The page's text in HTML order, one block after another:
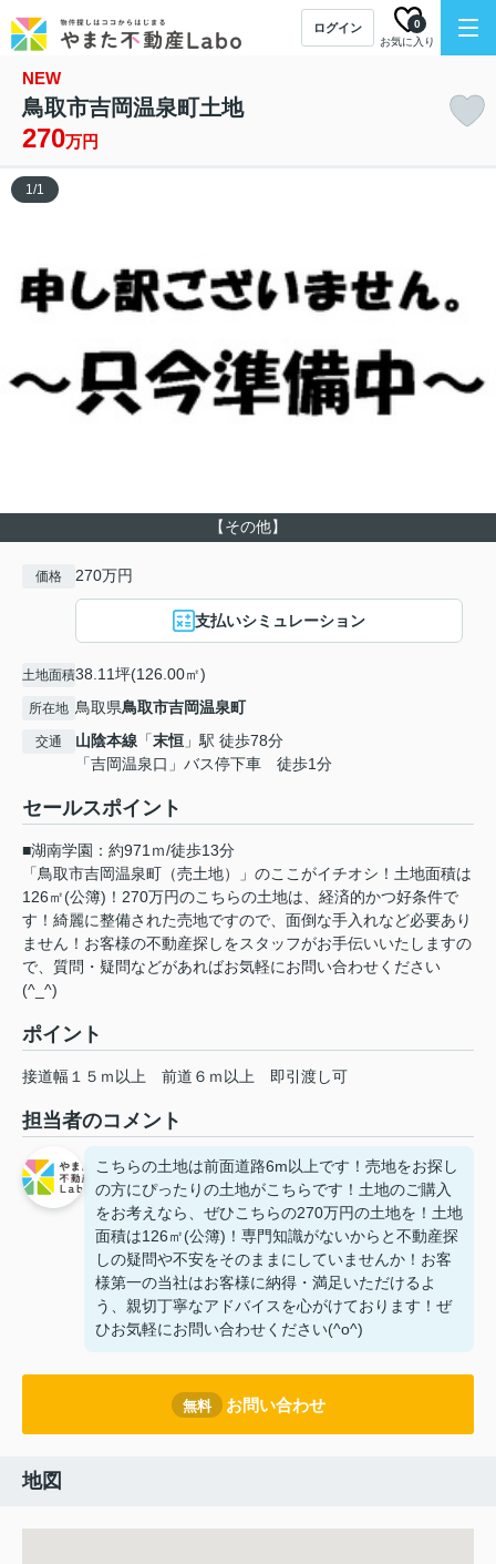
ログイン
お気に入り
0
NEW
鳥取市吉岡温泉町土地
270万円
【その他】
1/1
価格 270万円
支払いシミュレーション
土地面積38.11坪(126.00㎡)
所在地 鳥取県鳥取市吉岡温泉町
交通 山陰本線 「末恒 」駅 徒歩78分
「吉岡温泉口」バス停下車 徒歩1分
セールスポイント
■湖南学園：約971ｍ/徒歩13分
「鳥取市吉岡温泉町（売土地）」のここがイチオシ！土地面積は
126㎡(公簿)！270万円のこちらの土地は、経済的かつ好条件で
す！綺麗に整備された売地ですので、面倒な手入れなど必要あり
ません！お客様の不動産探しをスタッフがお手伝いいたしますの
で、質問・疑問などがあればお気軽にお問い合わせください
(^_^)
ポイント
接道幅１５ｍ以上 前道６ｍ以上 即引渡し可
担当者のコメント
こちらの土地は前面道路6m以上です！売地をお探し
の方にぴったりの土地がこちらです！土地のご購入
をお考えなら、ぜひこちらの270万円の土地を！土地
面積は126㎡(公簿)！専門知識がないからと不動産探
しの疑問や不安をそのままにしていませんか！お客
様第一の当社はお客様に納得・満足いただけるよ
う、親切丁寧なアドバイスを心がけております！ぜ
ひお気軽にお問い合わせください(^o^)
無料 お問い合わせ
地図